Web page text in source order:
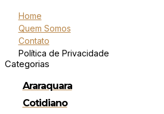
Home
Quem Somos
Contato
Política de Privacidade
Categorias
Araraquara
Cotidiano